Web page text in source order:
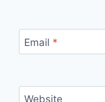
Email *
Website